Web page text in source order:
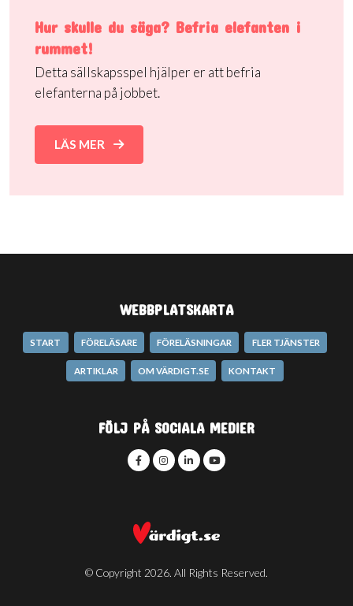
Hur skulle du säga? Befria elefanten i
rummet!
Detta sällskapsspel hjälper er att befria
elefanterna på jobbet.
LÄS MER
WEBBPLATSKARTA
START FÖRELÄSARE FÖRELÄSNINGAR FLER TJÄNSTER
ARTIKLAR OM VÄRDIGT.SE KONTAKT
FÖLJ PÅ SOCIALA MEDIER
© Copyright 2026. All Rights Reserved.